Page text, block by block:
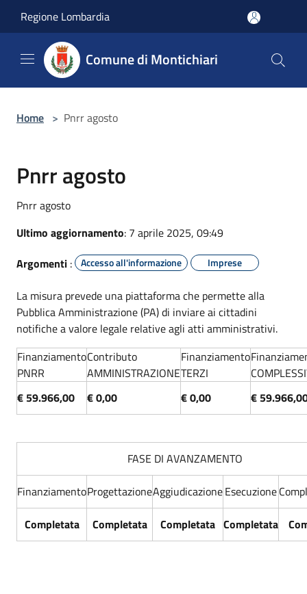
Regione Lombardia
Comune di Montichiari
Home > Pnrr agosto
Pnrr agosto
Pnrr agosto
Ultimo aggiornamento: 7 aprile 2025, 09:49
Argomenti : Accesso all'informazione Imprese
La misura prevede una piattaforma che permette alla
Pubblica Amministrazione (PA) di inviare ai cittadini
notifiche a valore legale relative agli atti amministrativi.
Finanziamento
PNRR
Contributo
AMMINISTRAZIONE
Finanziamento
TERZI
€ 59.966,00
€ 0,00 € 0,00 €
FASE DI AVANZAMENTO
FinanziamentoProgettazioneAggiudicazioneEsecuzione
Completata
Completata Completata Completata